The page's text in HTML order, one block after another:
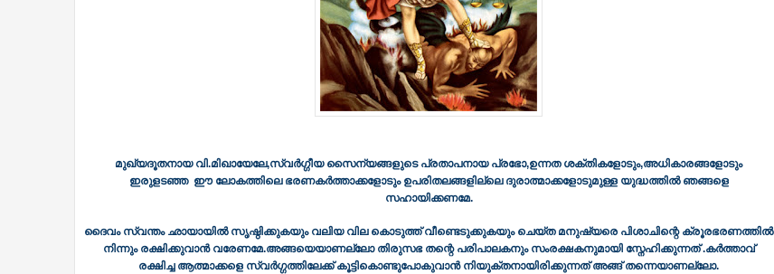
മുഖ്യദൂതനായ വി.മിഖായേലേ,സ്വർഗ്ഗീയ സൈന്യങ്ങളുടെ പ്രതാപനായ പ്രഭോ,ഉന്നത ശക്തികളോടും,അധികാരങ്ങളോടും
ഇരുളടഞ്ഞ ഈ ലോകത്തിലെ ഭരണകർത്താക്കളോടും ഉപരിതലങ്ങളില്ലെ ദുരാത്മാക്കളോടുമുള്ള യുദ്ധത്തിൽ ഞങ്ങളെ
സഹായിക്കണമേ.
ദൈവം സ്വന്തം ഛായായിൽ സൃഷ്ഠിക്കുകയും വലിയ വില കൊടുത്ത് വീണ്ടെടുക്കുകയും ചെയ്ത മനുഷ്യരെ പിശാചിന്റെ ക്രൂരഭരണത്തിൽ
നിന്നും രക്ഷിക്കുവാൻ വരേണമേ.അങ്ങയെയാണല്ലോ തിരുസഭ തന്റെ പരിപാലകനും സംരക്ഷകനുമായി സ്നേഹിക്കുന്നത് .കർത്താവ്‌
രക്ഷിച്ച ആത്മാക്കളെ സ്വർഗ്ഗത്തിലേക്ക് കൂട്ടികൊണ്ടുപോകുവാൻ നിയുക്തനായിരിക്കുന്നത് അങ്ങ് തന്നെയാണല്ലോ.